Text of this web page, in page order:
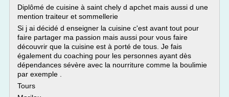
Diplômé de cuisine à saint chely d apchet mais aussi d une
mention traiteur et sommellerie
Si j ai décidé d enseigner la cuisine c'est avant tout pour
faire partager ma passion mais aussi pour vous faire
découvrir que la cuisine est à porté de tous. Je fais
également du coaching pour les personnes ayant dès
dépendances sévère avec la nourriture comme la boulimie
par exemple .
Tours